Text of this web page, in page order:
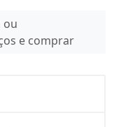
ou
e comprar